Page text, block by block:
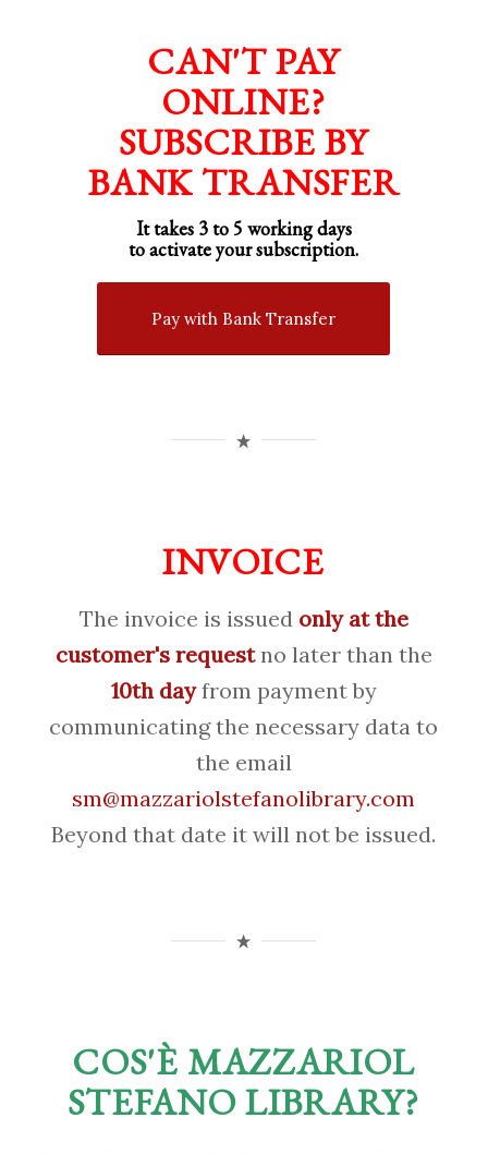
CAN'T PAY
ONLINE?
SUBSCRIBE BY
BANK TRANSFER
It takes 3 to 5 working days
to activate your subscription.
Pay with Bank Transfer
INVOICE
The invoice is issued only at the
customer's requestno later than the
10th dayfrom payment by
communicating the necessary data to
the email
sm@mazzariolstefanolibrary.com
Beyond that date it will not be issued.
COS'È MAZZARIOL
STEFANO LIBRARY?